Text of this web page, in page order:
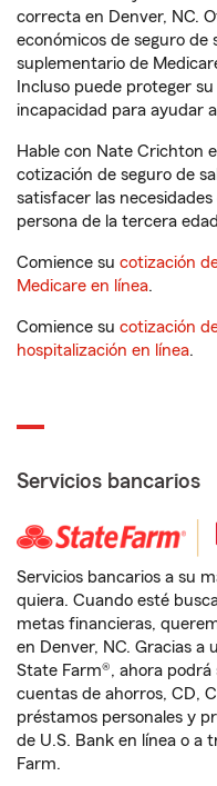
correcta en Denver, NC.
económicos de seguro de
suplementario de
Incluso puede proteger
incapacidad para ayudar
Hable con Nate Crichton
cotización de seguro de
satisfacer las
persona de la tercera
Comience su cotización
Medicare en línea.
Comience su cotización
hospitalización en línea.
Servicios bancarios
Servicios bancarios a su
quiera. Cuando esté
metas financieras,
en Denver, NC. Gracias a
State Farm®, ahora
cuentas de ahorros, CD,
préstamos personales y
de U.S. Bank en línea o a
Farm.